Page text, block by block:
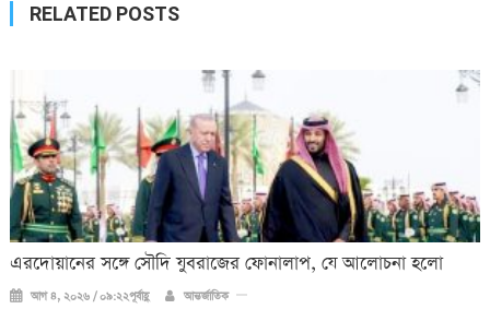
RELATED POSTS
এরদোয়ানের সঙ্গে সৌদি যুবরাজের ফোনালাপ, যে আলোচনা হলো
আগ ৪, ২০২৬ / ০৯:২২পূর্বাহ্ণ আন্তর্জাতিক